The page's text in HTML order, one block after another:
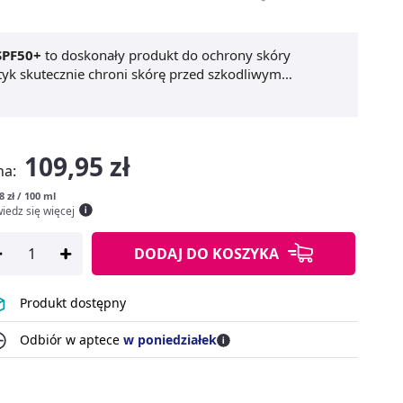
to doskonały produkt do ochrony skóry
skutecznie chroni skórę przed szkodliwym
i fotostarzeniu.
zapewniając kompleksową ochronę przed
całej rodziny. Dzięki lekkiej konsystencji, łatwo
109,95 zł
zł / 100 ml
się więcej
DODAJ DO KOSZYKA
Produkt dostępny
Odbiór w aptece w poniedziałek